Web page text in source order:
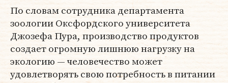
По словам сотрудника департамента
зоологии Оксфордского университета
Джозефа Пура, производство продуктов
создает огромную лишнюю нагрузку на
экологию — человечество может
удовлетворять свою потребность в питании